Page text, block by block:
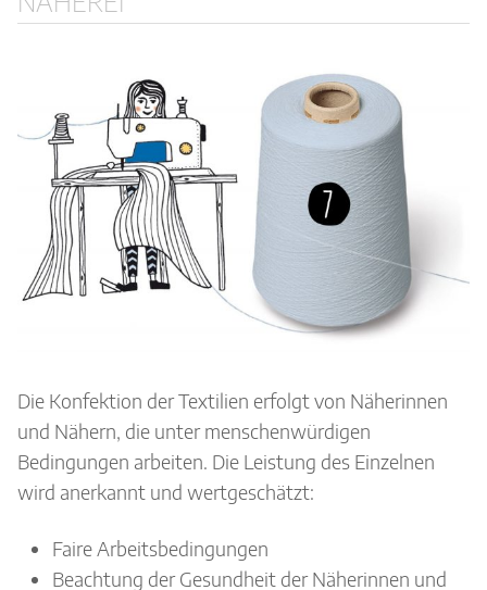
Die Konfektion der Textilien erfolgt von Näherinnen
und Nähern, die unter menschenwürdigen
Bedingungen arbeiten. Die Leistung des Einzelnen
wird anerkannt und wertgeschätzt:
Faire Arbeitsbedingungen
Beachtung der Gesundheit der Näherinnen und